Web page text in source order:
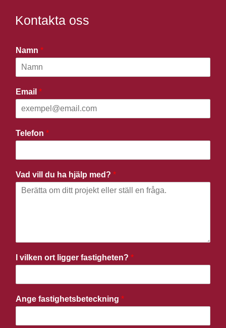
Kontakta oss
Namn *
Email *
Telefon *
Vad vill du ha hjälp med? *
I vilken ort ligger fastigheten? *
Ange fastighetsbeteckning *